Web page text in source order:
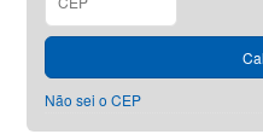
Não sei o CEP